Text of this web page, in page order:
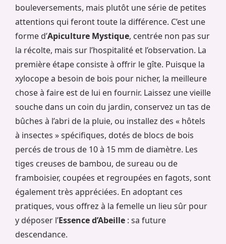
bouleversements, mais plutôt une série de petites
attentions qui feront toute la différence. C’est une
forme d’Apiculture Mystique, centrée non pas sur
la récolte, mais sur l’hospitalité et l’observation. La
première étape consiste à offrir le gîte. Puisque la
xylocope a besoin de bois pour nicher, la meilleure
chose à faire est de lui en fournir. Laissez une vieille
souche dans un coin du jardin, conservez un tas de
bûches à l’abri de la pluie, ou installez des « hôtels
à insectes » spécifiques, dotés de blocs de bois
percés de trous de 10 à 15 mm de diamètre. Les
tiges creuses de bambou, de sureau ou de
framboisier, coupées et regroupées en fagots, sont
également très appréciées. En adoptant ces
pratiques, vous offrez à la femelle un lieu sûr pour
y déposer l’Essence d’Abeille : sa future
descendance.